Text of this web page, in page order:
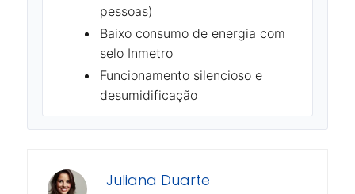
pessoas)
Baixo consumo de energia com
selo Inmetro
Funcionamento silencioso e
desumidificação
Juliana Duarte